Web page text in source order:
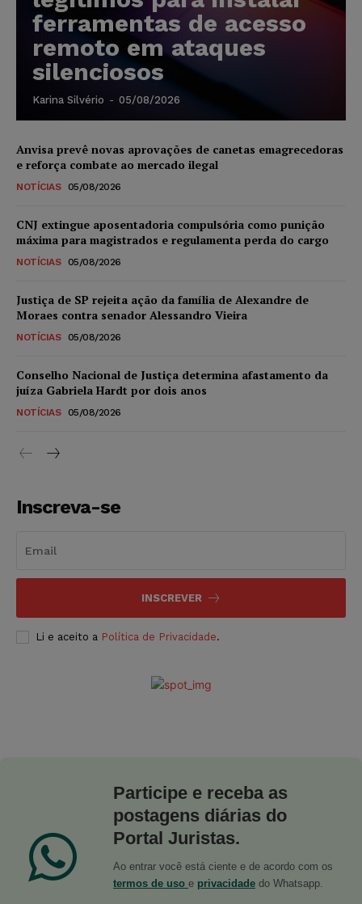
ferramentas de acesso
remoto em ataques
silenciosos
Karina Silvério - 05/08/2026
Anvisa prevê novas aprovações de canetas emagrecedoras
e reforça combate ao mercado ilegal
NOTÍCIAS 05/08/2026
CNJ extingue aposentadoria compulsória como punição
máxima para magistrados e regulamenta perda do cargo
NOTÍCIAS 05/08/2026
Justiça de SP rejeita ação da família de Alexandre de
Moraes contra senador Alessandro Vieira
NOTÍCIAS 05/08/2026
Conselho Nacional de Justiça determina afastamento da
juíza Gabriela Hardt por dois anos
NOTÍCIAS 05/08/2026
Inscreva-se
INSCREVER
Li e aceito a Política de Privacidade.
Participe e receba as
postagens diárias do
Portal Juristas.
Ao entrar você está ciente e de acordo com os
termos de uso e privacidade do Whatsapp.